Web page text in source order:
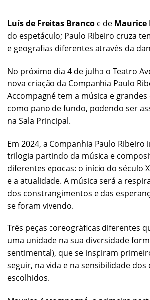
Luís de Freitas Branco e de Maurice
do espetáculo; Paulo Ribeiro cruza
e geografias diferentes através da
No próximo dia 4 de julho o Teatro
nova criação da Companhia Paulo
Accompagné tem a música e
como pano de fundo, podendo ser
na Sala Principal.
Em 2024, a Companhia Paulo Ribeiro
trilogia partindo da música e
diferentes épocas: o início do século
e a atualidade. A música será a
dos constrangimentos e das
se foram vivendo.
Três peças coreográficas diferentes
uma unidade na sua diversidade
sentimental), que se inspiram
seguir, na vida e na sensibilidade
escolhidos.